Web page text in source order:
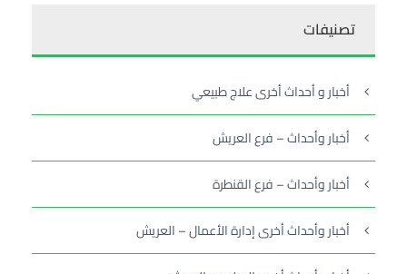
تصنيفات
أخبار و أحداث أخرى علاج طبيعي
أخبار وأحداث – فرع العريش
أخبار وأحداث – فرع القنطرة
أخبار وأحداث أخرى إدارة الأعمال – العريش